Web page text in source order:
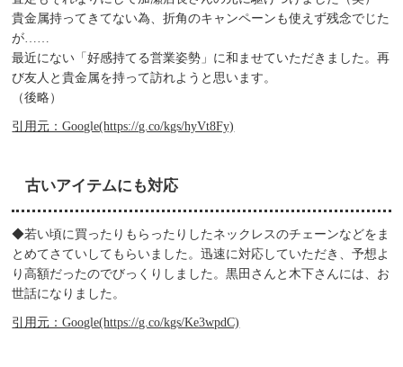
貴金属持ってきてない為、折角のキャンペーンも使えず残念でじた
が……
最近にない「好感持てる営業姿勢」に和ませていただきました。再
び友人と貴金属を持って訪れようと思います。
（後略）
引用元：Google(https://g.co/kgs/hyVt8Fy)
古いアイテムにも対応
◆若い頃に買ったりもらったりしたネックレスのチェーンなどをま
とめてさていしてもらいました。迅速に対応していただき、予想よ
り高額だったのでびっくりしました。黒田さんと木下さんには、お
世話になりました。
引用元：Google(https://g.co/kgs/Ke3wpdC)